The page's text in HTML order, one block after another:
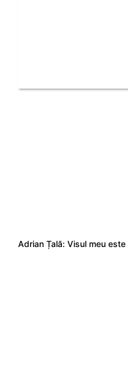
Adrian Țală: Visul meu